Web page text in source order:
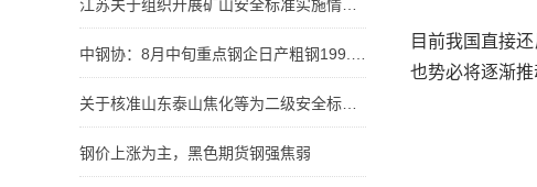
钢价上涨为主，黑色期货钢强焦弱
目前我国直接
也势必将逐渐推